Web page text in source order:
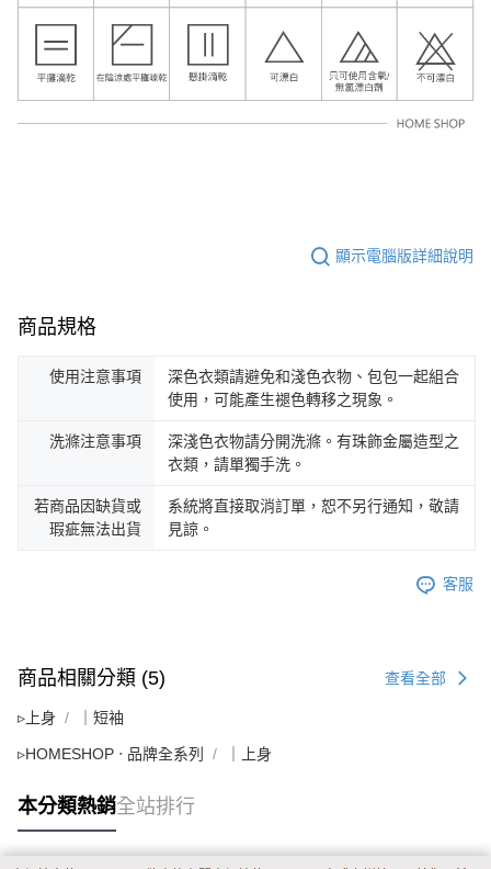
顯示電腦版詳細說明
商品規格
使用注意事項
深色衣類請避免和淺色衣物、包包一起組合
使用，可能產生褪色轉移之現象。
洗滌注意事項
深淺色衣物請分開洗滌。有珠飾金屬造型之
衣類，請單獨手洗。
若商品因缺貨或
瑕疵無法出貨
系統將直接取消訂單，恕不另行通知，敬請
見諒。
客服
商品相關分類 (5) 查看全部
▹上身 ｜短袖
▹HOMESHOP ‧ 品牌全系列 ｜上身
本分類熱銷全站排行